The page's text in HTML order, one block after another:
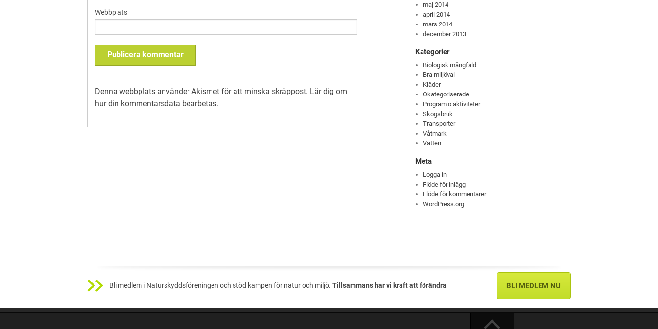
Webbplats
Denna webbplats använder Akismet för att minska skräppost. Lär dig om
hur din kommentarsdata bearbetas.
maj 2014
april 2014
mars 2014
december 2013
Kategorier
Biologisk mångfald
Bra miljöval
Kläder
Okategoriserade
Program o aktiviteter
Skogsbruk
Transporter
Våtmark
Vatten
Meta
Logga in
Flöde för inlägg
Flöde för kommentarer
WordPress.org
Bli medlem i Naturskyddsföreningen och stöd kampen för natur och miljö. Tillsammans har vi kraft att förändra BLI MEDLEM NU